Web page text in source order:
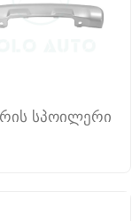
სპოილერი